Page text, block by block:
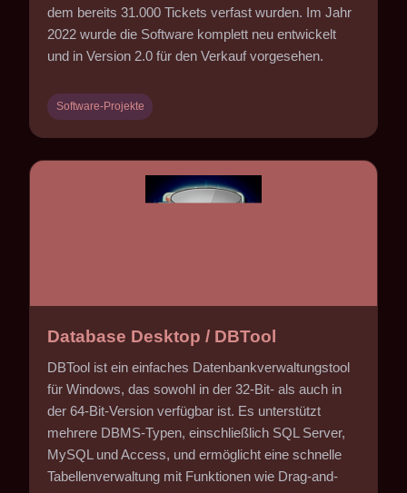
dem bereits 31.000 Tickets verfast wurden. Im Jahr
2022 wurde die Software komplett neu entwickelt
und in Version 2.0 für den Verkauf vorgesehen.
Software-Projekte
Database Desktop / DBTool
DBTool ist ein einfaches Datenbankverwaltungstool
für Windows, das sowohl in der 32-Bit- als auch in
der 64-Bit-Version verfügbar ist. Es unterstützt
mehrere DBMS-Typen, einschließlich SQL Server,
MySQL und Access, und ermöglicht eine schnelle
Tabellenverwaltung mit Funktionen wie Drag-and-